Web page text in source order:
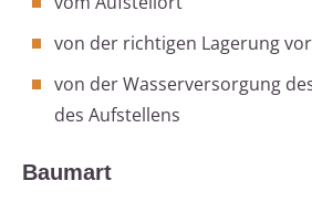
von der richtigen Lagerung
von der Wasserversorgung
des Aufstellens
Baumart